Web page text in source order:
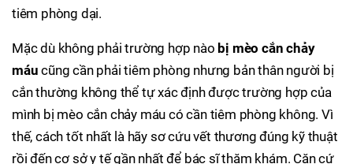
tiêm phòng dại.
Mặc dù không phải trường hợp nào bị mèo cắn chảy
máu cũng cần phải tiêm phòng nhưng bản thân người bị
cắn thường không thể tự xác định được trường hợp của
mình bị mèo cắn chảy máu có cần tiêm phòng không. Vì
thế, cách tốt nhất là hãy sơ cứu vết thương đúng kỹ thuật
rồi đến cơ sở y tế gần nhất để bác sĩ thăm khám. Căn cứ